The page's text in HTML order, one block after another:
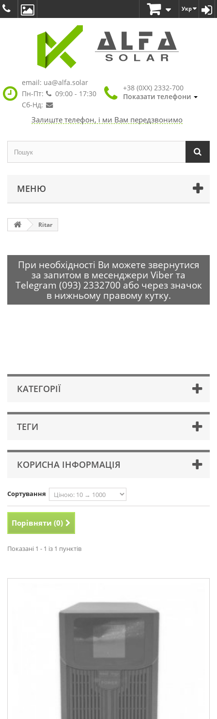
Укр
email: ua@alfa.solar
Пн-Пт:
09:00 - 17:30
Сб-Нд:
+38 (0XX) 2332-700
Показати телефони
Залиште телефон, і ми Вам передзвонимо
МЕНЮ
Ritar
При необхідності Ви можете звернутися
за запитом в месенджери Viber та
Telegram (093) 2332700 або через значок
в нижньому правому кутку.
КАТЕГОРІЇ
ТЕГИ
КОРИСНА ІНФОРМАЦІЯ
Сортування
Порівняти (0)
Показані 1 - 1 із 1 пунктів